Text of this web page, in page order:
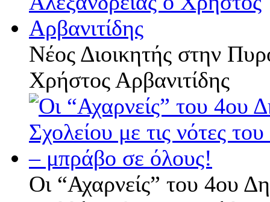
Νέος Διοικητής στην
Χρήστος Αρβανιτίδης
Οι “Αχαρνείς” του 4ου